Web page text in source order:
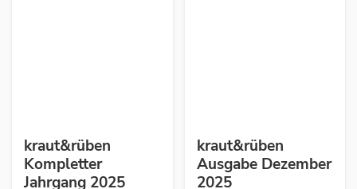
kraut&rüben
Kompletter
Jahrgang 2025
kraut&rüben
Ausgabe Dezember
2025